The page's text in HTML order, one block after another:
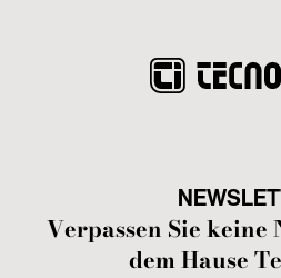
Verpassen Sie keine
dem Hause